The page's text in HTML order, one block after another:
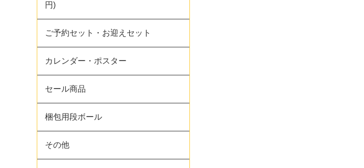
円)
ご予約セット・お迎えセット
カレンダー・ポスター
セール商品
梱包用段ボール
その他